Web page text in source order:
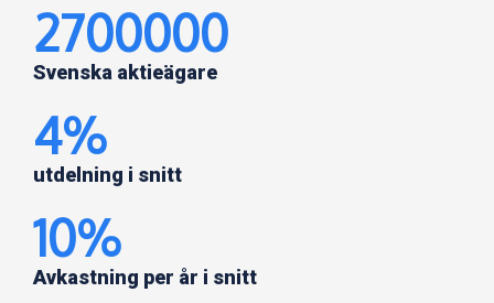
2700000
Svenska aktieägare
4%
utdelning i snitt
10%
Avkastning per år i snitt